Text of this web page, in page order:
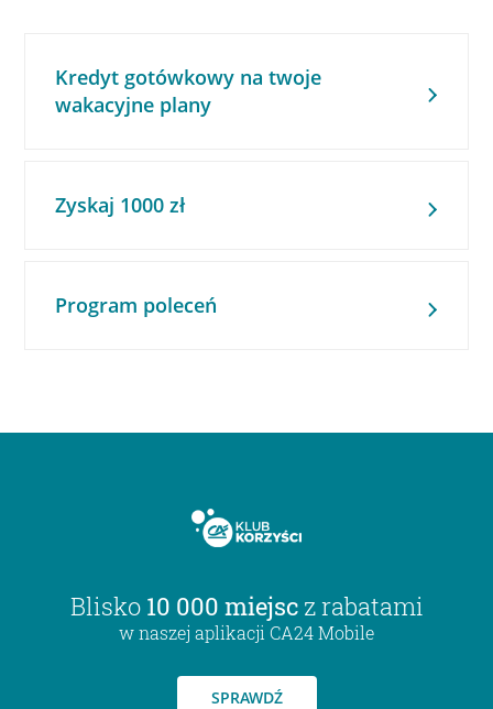
Kredyt gotówkowy na twoje
wakacyjne plany
Zyskaj 1000 zł
Program poleceń
Blisko 10 000 miejsc z rabatami
w naszej aplikacji CA24 Mobile
SPRAWDŹ